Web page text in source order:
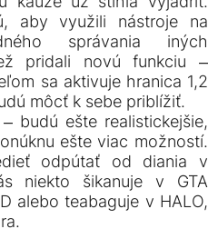
aby využili nástroje na
správania iných
pridali novú funkciu –
sa aktivuje hranica 1,2
môcť k sebe priblížiť.
budú ešte realistickejšie,
ešte viac možností.
odpútať od diania v
niekto šikanuje v GTA
alebo teabaguje v HALO,